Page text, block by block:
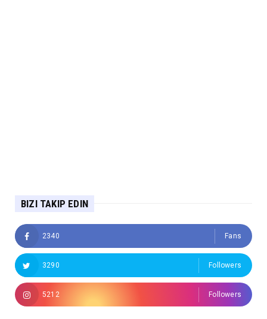
BIZI TAKIP EDIN
2340 Fans
3290 Followers
5212 Followers